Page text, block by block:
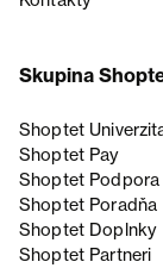
Skupina
Shoptet
Shoptet Pay
Shoptet Podpora
Shoptet Poradňa
Shoptet Doplnky
Shoptet Partneri